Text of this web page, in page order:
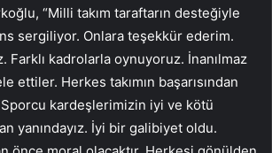
“Milli takım taraftarın desteğiyle
sergiliyor. Onlara teşekkür ederim.
Farklı kadrolarla oynuyoruz. İnanılmaz
ettiler. Herkes takımın başarısından
kardeşlerimizin iyi ve kötü
yanındayız. İyi bir galibiyet oldu.